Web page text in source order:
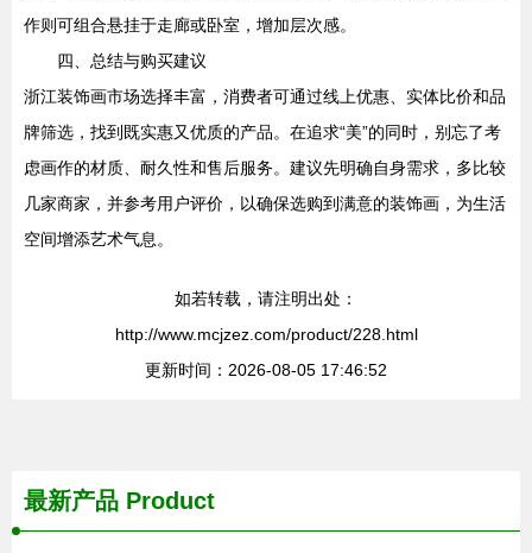
作则可组合悬挂于走廊或卧室，增加层次感。
四、总结与购买建议
浙江装饰画市场选择丰富，消费者可通过线上优惠、实体比价和品
牌筛选，找到既实惠又优质的产品。在追求“美”的同时，别忘了考
虑画作的材质、耐久性和售后服务。建议先明确自身需求，多比较
几家商家，并参考用户评价，以确保选购到满意的装饰画，为生活
空间增添艺术气息。
如若转载，请注明出处：
http://www.mcjzez.com/product/228.html
更新时间：2026-08-05 17:46:52
最新产品 Product